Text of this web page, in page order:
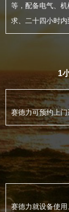
等，配备电气、
求、二十四小时内
1
赛德力可预约上门
赛德力就设备使